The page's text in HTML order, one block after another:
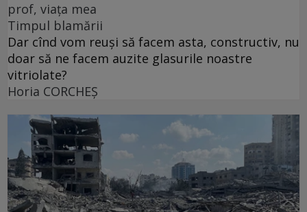
prof, viața mea
Timpul blamării
Dar cînd vom reuși să facem asta, constructiv, nu
doar să ne facem auzite glasurile noastre
vitriolate?
Horia CORCHEŞ